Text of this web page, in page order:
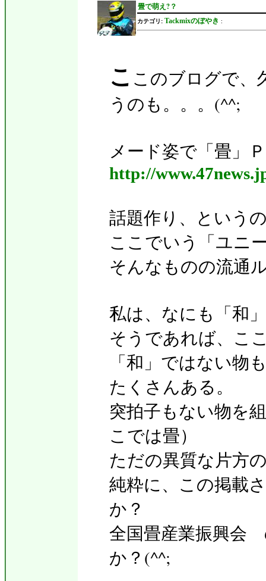
畳で萌え?？
カテゴリ: Tackmixのぼやき :
こ このブログで、
うのも。。。(^^;
メード姿で「畳」
http://
話題作り、という
ここでいう「ユニ
そんなものの流通
私は、なにも「和
そうであれば、こ
「和」ではない物
たくさんある。
突拍子もない物を
こでは畳）
ただの異質な片方
純粋に、この掲載
か？
全国畳産業振興会
か？(^^;